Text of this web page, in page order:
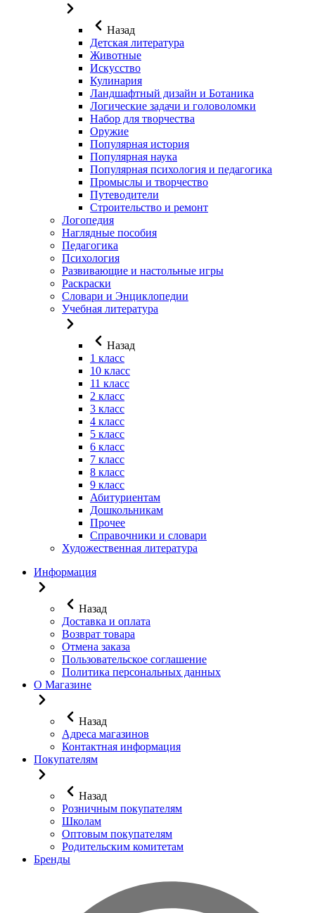
Назад
Детская литература
Животные
Искусство
Кулинария
Ландшафтный дизайн и Ботаника
Логические задачи и головоломки
Набор для творчества
Оружие
Популярная история
Популярная наука
Популярная психология и педагогика
Промыслы и творчество
Путеводители
Строительство и ремонт
Логопедия
Наглядные пособия
Педагогика
Психология
Развивающие и настольные игры
Раскраски
Словари и Энциклопедии
Учебная литература
Назад
1 класс
10 класс
11 класс
2 класс
3 класс
4 класс
5 класс
6 класс
7 класс
8 класс
9 класс
Абитуриентам
Дошкольникам
Прочее
Справочники и словари
Художественная литература
Информация
Назад
Доставка и оплата
Возврат товара
Отмена заказа
Пользовательское соглашение
Политика персональных данных
О Магазине
Назад
Адреса магазинов
Контактная информация
Покупателям
Назад
Розничным покупателям
Школам
Оптовым покупателям
Родительским комитетам
Бренды